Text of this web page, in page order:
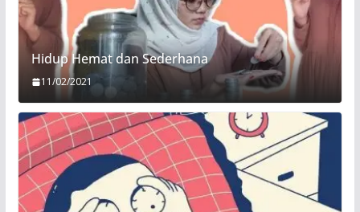
Hidup Hemat dan Sederhana
11/02/2021